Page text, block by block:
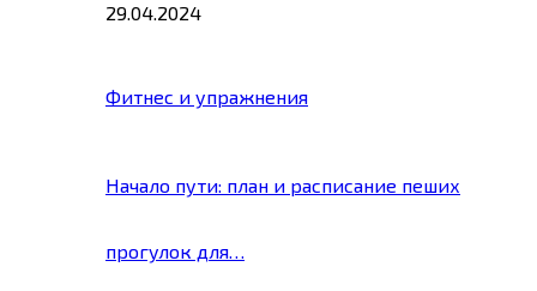
29.04.2024
Фитнес и упражнения
Начало пути: план и расписание пеших
прогулок для…